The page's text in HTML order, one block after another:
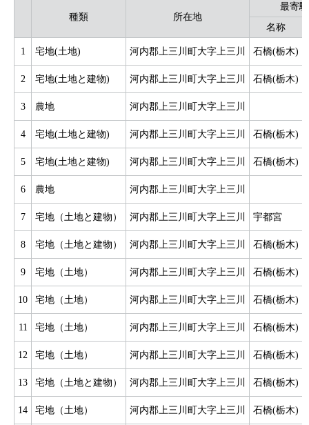
種類 所在地
最寄駅
名称
1 宅地(土地) 河内郡上三川町大字上三川 石橋(栃木)
2 宅地(土地と建物) 河内郡上三川町大字上三川 石橋(栃木)
3 農地 河内郡上三川町大字上三川
4 宅地(土地と建物) 河内郡上三川町大字上三川 石橋(栃木)
5 宅地(土地と建物) 河内郡上三川町大字上三川 石橋(栃木)
6 農地 河内郡上三川町大字上三川
7 宅地（土地と建物） 河内郡上三川町大字上三川 宇都宮
8 宅地（土地と建物） 河内郡上三川町大字上三川 石橋(栃木)
9 宅地（土地） 河内郡上三川町大字上三川 石橋(栃木)
10 宅地（土地） 河内郡上三川町大字上三川 石橋(栃木)
11 宅地（土地） 河内郡上三川町大字上三川 石橋(栃木)
12 宅地（土地） 河内郡上三川町大字上三川 石橋(栃木)
13 宅地（土地と建物） 河内郡上三川町大字上三川 石橋(栃木)
14 宅地（土地） 河内郡上三川町大字上三川 石橋(栃木)